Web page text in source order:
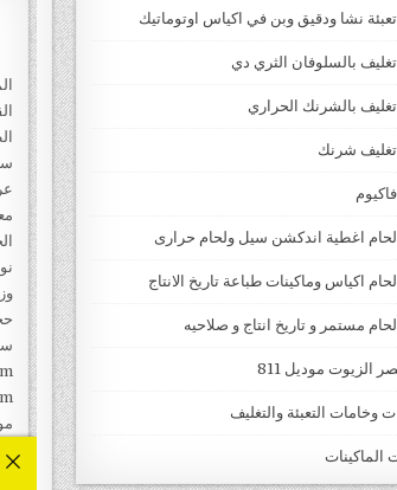
نشا ودقيق وبن في اكياس اوتوماتيك
بالسلوفان الثري دي
بالشرنك الحراري
تغليف شرنك
لحام اغطية اندكشن سيل ولحام حرارى
اكياس وماكينات طباعة تاريخ الانتاج
مستمر و تاريخ انتاج و صلاحيه
الزيوت موديل 811
وخامات التعبئة والتغليف
الماكينات